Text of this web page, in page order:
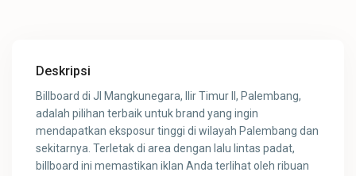
Deskripsi
Billboard di Jl Mangkunegara, Ilir Timur II, Palembang,
adalah pilihan terbaik untuk brand yang ingin
mendapatkan eksposur tinggi di wilayah Palembang dan
sekitarnya. Terletak di area dengan lalu lintas padat,
billboard ini memastikan iklan Anda terlihat oleh ribuan